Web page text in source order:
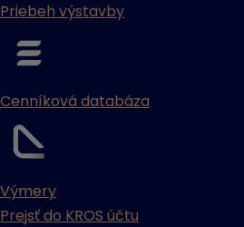
Priebeh výstavby
Cenníková databáza
Výmery
Prejsť do KROS účtu